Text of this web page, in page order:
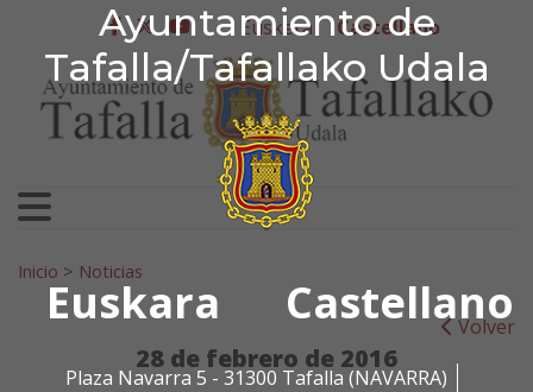
Ayuntamiento de
Tafalla/Tafallako Udala
Euskara Castellano
Plaza Navarra 5 - 31300 Tafalla (NAVARRA)
Ir al contenido
Ayuntamiento de
facebook
twitter
youtube
Euskera Castellano
Search for:
Inicio > Noticias
Volver
28 de febrero de 2016